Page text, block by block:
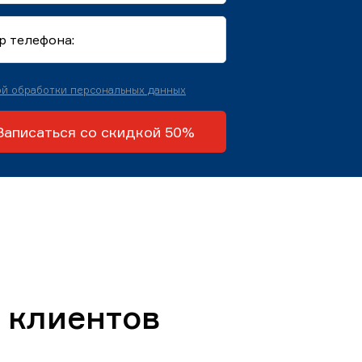
обработки персональных данных
со скидкой 50%